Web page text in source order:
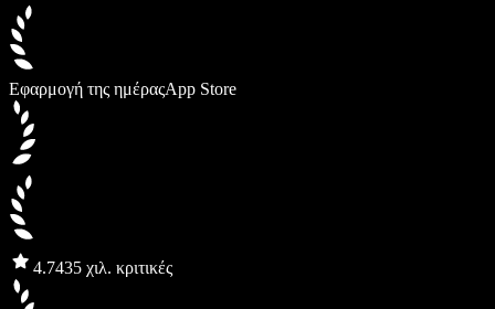
Εφαρμογή της ημέραςApp Store
4.7435 χιλ. κριτικές